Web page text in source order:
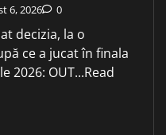
6, 2026 0
decizia, la o
ce a jucat în finala
2026: OUT...Read